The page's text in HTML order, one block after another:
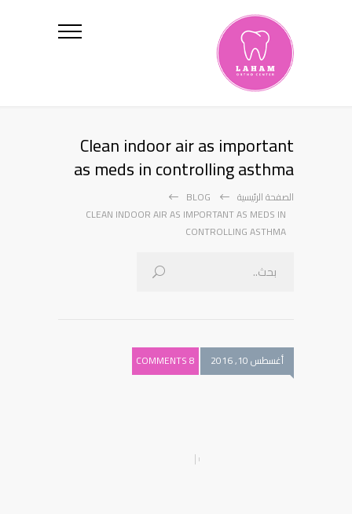
Clean indoor air as important
as meds in controlling asthma
الصفحة الرئيسية
BLOG
CLEAN INDOOR AIR AS IMPORTANT AS MEDS IN
CONTROLLING ASTHMA
أغسطس 10, 2016 8 COMMENTS